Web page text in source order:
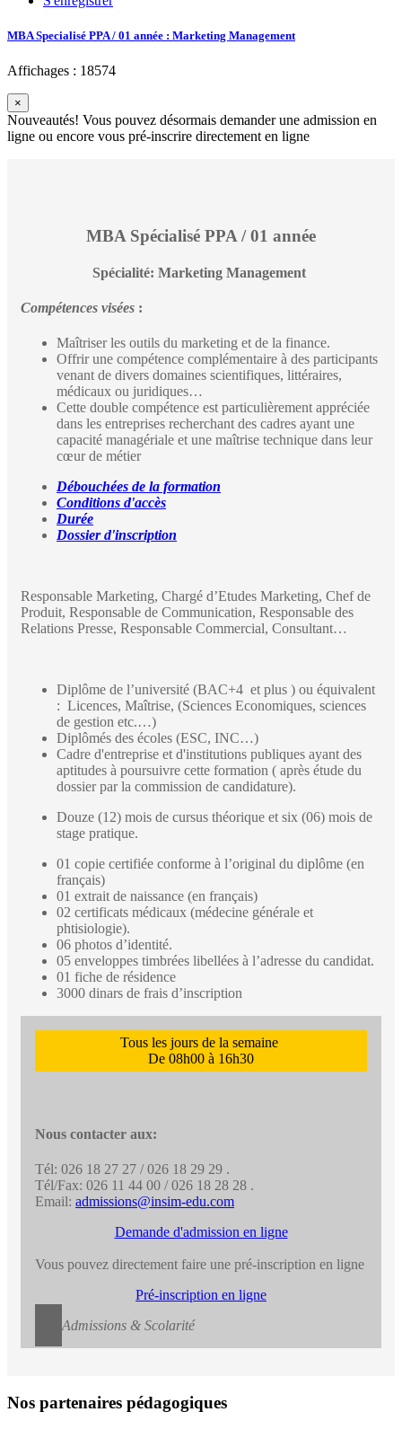
MBA Specialisé PPA / 01 année : Marketing Management
Affichages : 18574
×
Nouveautés! Vous pouvez désormais demander une admission en
ligne ou encore vous pré-inscrire directement en ligne
MBA Spécialisé PPA / 01 année
Spécialité: Marketing Management
Compétences visées :
Maîtriser les outils du marketing et de la finance.
Offrir une compétence complémentaire à des participants
venant de divers domaines scientifiques, littéraires,
médicaux ou juridiques…
Cette double compétence est particulièrement appréciée
dans les entreprises recherchant des cadres ayant une
capacité managériale et une maîtrise technique dans leur
cœur de métier
Débouchées de la formation
Conditions d'accès
Durée
Dossier d'inscription
Responsable Marketing, Chargé d’Etudes Marketing, Chef de
Produit, Responsable de Communication, Responsable des
Relations Presse, Responsable Commercial, Consultant…
Diplôme de l’université (BAC+4 et plus ) ou équivalent
: Licences, Maîtrise, (Sciences Economiques, sciences
de gestion etc.…)
Diplômés des écoles (ESC, INC…)
Cadre d'entreprise et d'institutions publiques ayant des
aptitudes à poursuivre cette formation ( après étude du
dossier par la commission de candidature).
Douze (12) mois de cursus théorique et six (06) mois de
stage pratique.
01 copie certifiée conforme à l’original du diplôme (en
français)
01 extrait de naissance (en français)
02 certificats médicaux (médecine générale et
phtisiologie).
06 photos d’identité.
05 enveloppes timbrées libellées à l’adresse du candidat.
01 fiche de résidence
3000 dinars de frais d’inscription
Tous les jours de la semaine
De 08h00 à 16h30
Nous contacter aux:
Tél: 026 18 27 27 / 026 18 29 29 .
Tél/Fax: 026 11 44 00 / 026 18 28 28 .
Email: admissions@insim-edu.com
Demande d'admission en ligne
Vous pouvez directement faire une pré-inscription en ligne
Pré-inscription en ligne
Admissions & Scolarité
Nos partenaires pédagogiques